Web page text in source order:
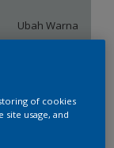
Ubah Warna
20 L
of cookies
usage, and